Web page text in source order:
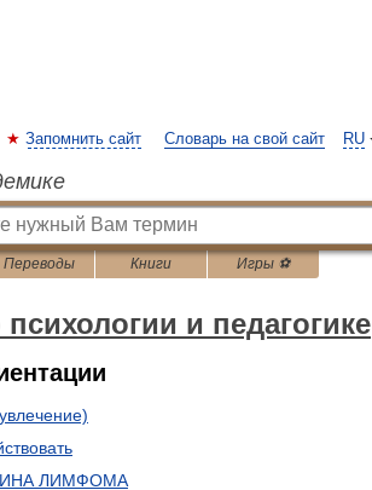
RU
Запомнить сайт Словарь на свой сайт
Переводы Книги Игры ⚽
и педагогике
ЛИМФОМА